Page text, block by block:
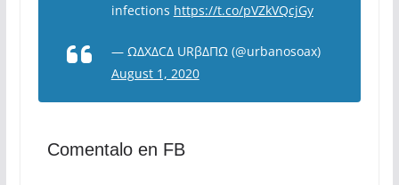
infections https://t.co/pVZkVQcjGy
— ΩΔXΔCΔ URβΔΠΩ (@urbanosoax)
August 1, 2020
Comentalo en FB